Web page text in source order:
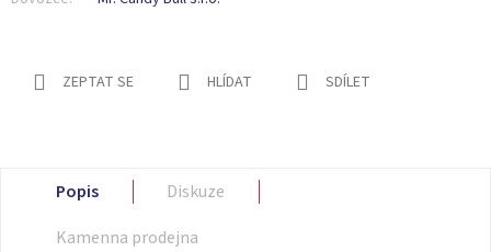
ZEPTAT SE HLÍDAT SDÍLET
Popis
Diskuze
Kamenna prodejna